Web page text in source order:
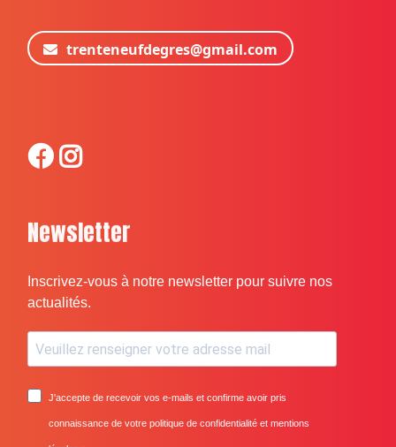
trenteneufdegres@gmail.com
Newsletter
Inscrivez-vous à notre newsletter pour suivre nos
actualités.
J'accepte de recevoir vos e-mails et confirme avoir pris
connaissance de votre politique de confidentialité et mentions